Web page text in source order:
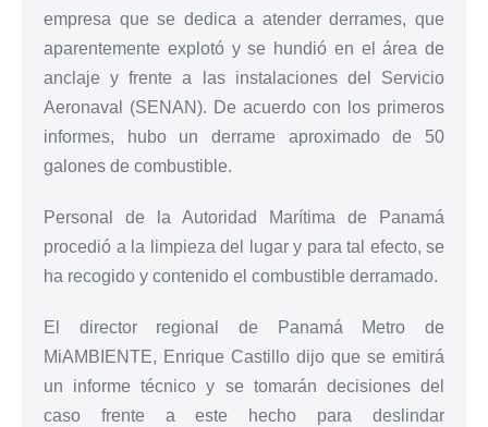
empresa que se dedica a atender derrames, que
aparentemente explotó y se hundió en el área de
anclaje y frente a las instalaciones del Servicio
Aeronaval (SENAN). De acuerdo con los primeros
informes, hubo un derrame aproximado de 50
galones de combustible.
Personal de la Autoridad Marítima de Panamá
procedió a la limpieza del lugar y para tal efecto, se
ha recogido y contenido el combustible derramado.
El director regional de Panamá Metro de
MiAMBIENTE, Enrique Castillo dijo que se emitirá
un informe técnico y se tomarán decisiones del
caso frente a este hecho para deslindar